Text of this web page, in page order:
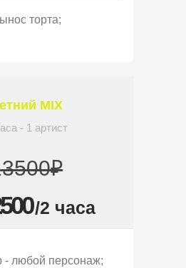
торта;
MIX
- 1 артист
/2 часа
- любой персонаж;